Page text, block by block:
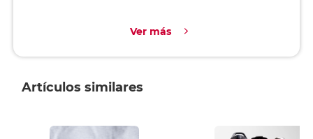
Ver más
Artículos similares